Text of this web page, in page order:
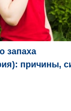
запаха
причины,